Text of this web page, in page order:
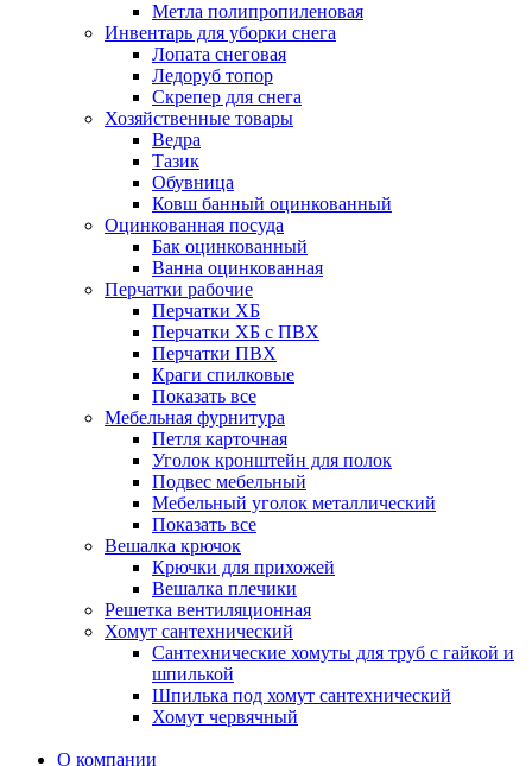
Метла полипропиленовая
Инвентарь для уборки снега
Лопата снеговая
Ледоруб топор
Скрепер для снега
Хозяйственные товары
Ведра
Тазик
Обувница
Ковш банный оцинкованный
Оцинкованная посуда
Бак оцинкованный
Ванна оцинкованная
Перчатки рабочие
Перчатки ХБ
Перчатки ХБ с ПВХ
Перчатки ПВХ
Краги спилковые
Показать все
Мебельная фурнитура
Петля карточная
Уголок кронштейн для полок
Подвес мебельный
Мебельный уголок металлический
Показать все
Вешалка крючок
Крючки для прихожей
Вешалка плечики
Решетка вентиляционная
Хомут сантехнический
Сантехнические хомуты для труб с гайкой и
шпилькой
Шпилька под хомут сантехнический
Хомут червячный
О компании